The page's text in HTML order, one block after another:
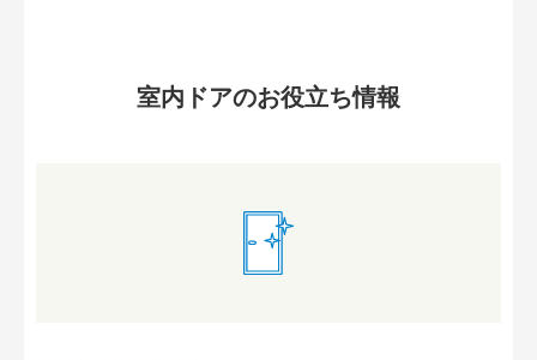
室内ドアのお役立ち情報